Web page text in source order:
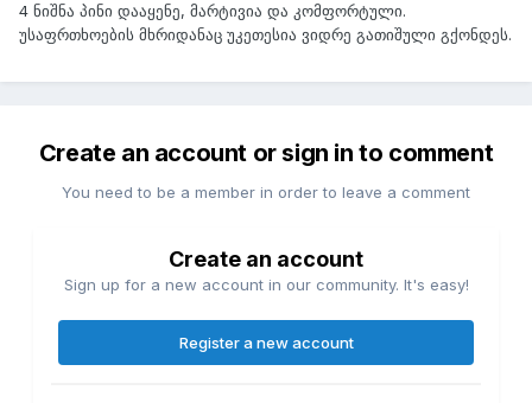
4 ნიშნა პინი დააყენე, მარტივია და კომფორტული.
უსაფრთხოების მხრიდანაც უკეთესია ვიდრე გათიშული გქონდეს.
Create an account or sign in to comment
You need to be a member in order to leave a comment
Create an account
Sign up for a new account in our community. It's easy!
Register a new account